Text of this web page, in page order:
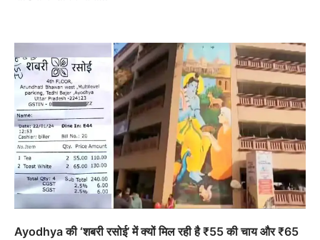
Ayodhya की ‘शबरी रसोई’ में क्यों मिल रही है ₹55 की चाय और ₹65